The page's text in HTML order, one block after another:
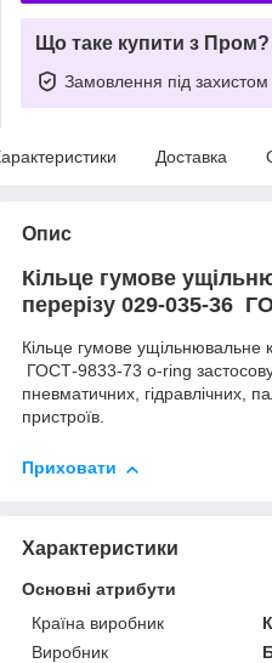
Що таке купити з Пром?
Замовлення під захистом
Доставка
Опис
Кільце гумове
перерізу 029-035-36
Кільце гумове ущільнювальне
ГОСТ-9833-73 o-ring
пневматичних, гідравлічних,
пристроїв.
Приховати
Характеристики
Основні атрибути
Країна виробник
Виробник